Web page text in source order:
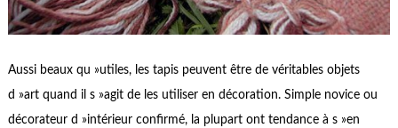
Aussi beaux qu »utiles, les tapis peuvent être de véritables objets
d »art quand il s »agit de les utiliser en décoration. Simple novice ou
décorateur d »intérieur confirmé, la plupart ont tendance à s »en